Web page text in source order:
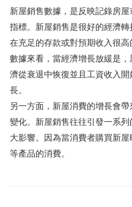
概述
AM 資產管理服務
ECM 股權資本市場服務
FICC 固定收益、外匯和大
WM 財富管理服務
關於我們
媒體報導
新屋銷售數據，是反映記錄房
指標。新屋銷售是很好的經濟
在充足的存款或對預期收入很
數據來看，當經濟增長放緩是
濟從衰退中恢復並且工資收入
長。
另一方面，新屋消費的增長會
變化。新屋銷售往往引發一系
大影響。因為當消費者購買新
等產品的消費。